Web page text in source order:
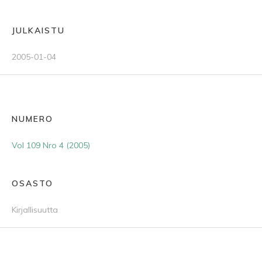
JULKAISTU
2005-01-04
NUMERO
Vol 109 Nro 4 (2005)
OSASTO
Kirjallisuutta